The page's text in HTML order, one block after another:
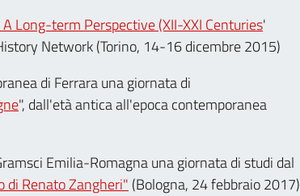
Long-term Perspective (XII-XXI Centuries'
Network (Torino, 14-16 dicembre 2015)
di Ferrara una giornata di
", dall'età antica all'epoca contemporanea
Emilia-Romagna una giornata di studi dal
di Renato Zangheri" (Bologna, 24 febbraio 2017)